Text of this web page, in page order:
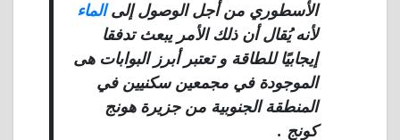
الأسطوري من أجل الوصول إلىالماء
لأنه يُقال أن ذلك الأمر يبعث تدفقا
إيجابيًا للطاقة و تعتبر أبرز البوابات هى
الموجودة في مجمعين سكنيين في
المنطقة الجنوبية من جزيرة هونج
كونج .